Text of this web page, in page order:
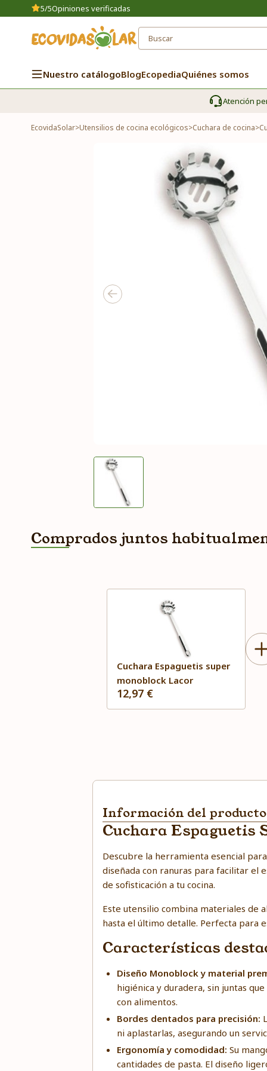
5/5Opiniones verificadas
Nuestro catálogoBlogEcopediaQuiénes somos
Atención
EcovidaSolar>Utensilios de cocina ecológicos>Cuchara de cocina>
Comprados juntos
Cuchara Espaguetis super
monoblock Lacor
12,97 €
Información del producto
Cuchara Espaguetis
Descubre la herramienta esencial
diseñada con ranuras para facilitar el
de sofisticación a tu cocina.
Este utensilio combina materiales de
hasta el último detalle. Perfecta para
Características
Diseño Monoblock y material
higiénica y duradera, sin juntas
con alimentos.
Bordes dentados para precisión:
ni aplastarlas, asegurando un
Ergonomía y comodidad: Su
cantidades de pasta. El diseño